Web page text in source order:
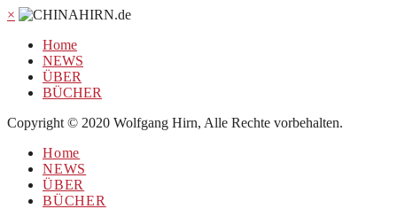
×
Home
NEWS
ÜBER
BÜCHER
Copyright © 2020 Wolfgang Hirn, Alle Rechte vorbehalten.
Home
NEWS
ÜBER
BÜCHER